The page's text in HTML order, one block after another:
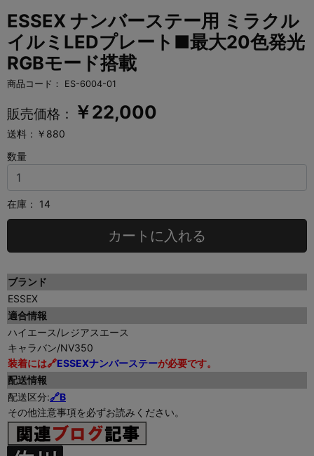
ESSEX ナンバーステー用 ミラクル
イルミLEDプレート■最大20色発光
RGBモード搭載
商品コード： ES-6004-01
販売価格： ￥22,000
送料：￥880
数量
在庫： 14
カートに入れる
ブランド
ESSEX
適合情報
ハイエース/レジアスエース
キャラバン/NV350
装着には🔗ESSEXナンバーステーが必要です。
配送情報
配送区分:🔗B
その他注意事項を必ずお読みください。